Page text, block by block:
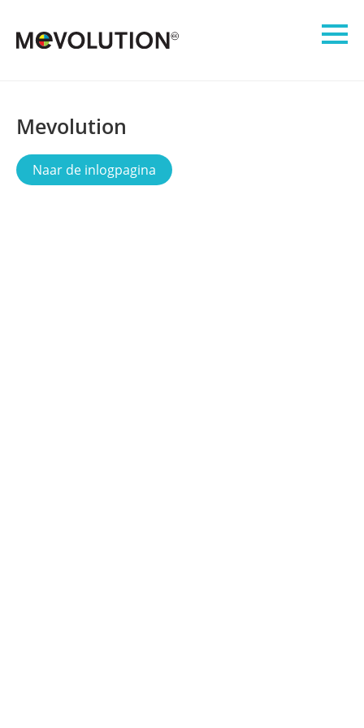
Mevolution
Naar de inlogpagina